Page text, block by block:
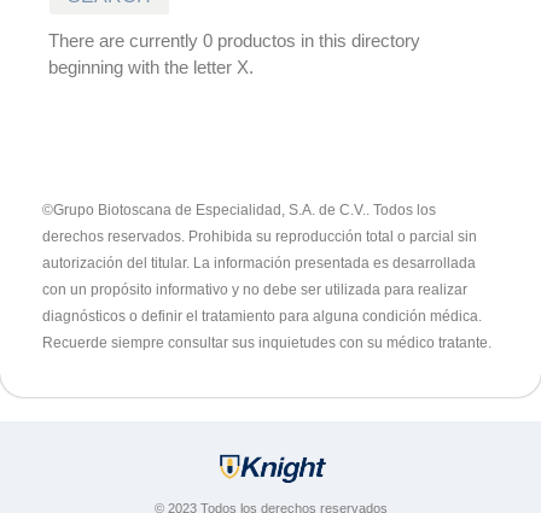
There are currently 0 productos in this directory
beginning with the letter X.
©Grupo Biotoscana de Especialidad, S.A. de C.V.. Todos los
derechos reservados. Prohibida su reproducción total o parcial sin
autorización del titular. La información presentada es desarrollada
con un propósito informativo y no debe ser utilizada para realizar
diagnósticos o definir el tratamiento para alguna condición médica.
Recuerde siempre consultar sus inquietudes con su médico tratante.
© 2023 Todos los derechos reservados